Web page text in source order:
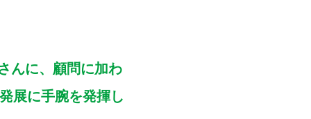
んに、顧問に加わ
展に手腕を発揮し